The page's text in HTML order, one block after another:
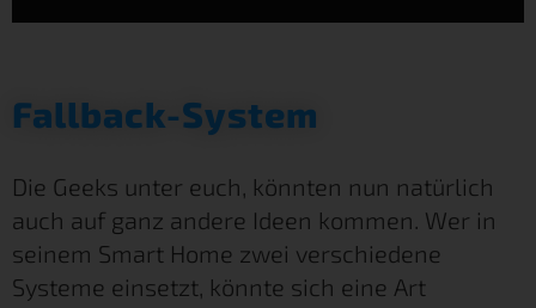
Fallback-System
Die Geeks unter euch, könnten nun natürlich
auch auf ganz andere Ideen kommen. Wer in
seinem Smart Home zwei verschiedene
Systeme einsetzt, könnte sich eine Art